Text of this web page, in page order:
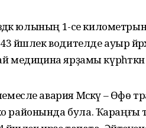
юлының 1-се
йәшлек водителде ауыр
медицина ярҙамы
авария Мәскәү –
районында була. Ҡараңғы